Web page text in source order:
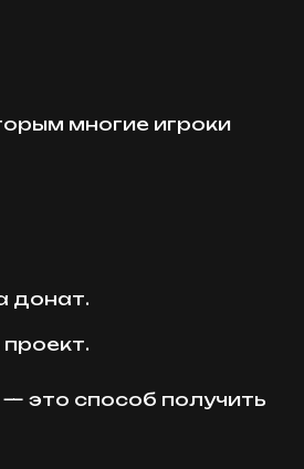
многие игроки
донат.
это способ получить